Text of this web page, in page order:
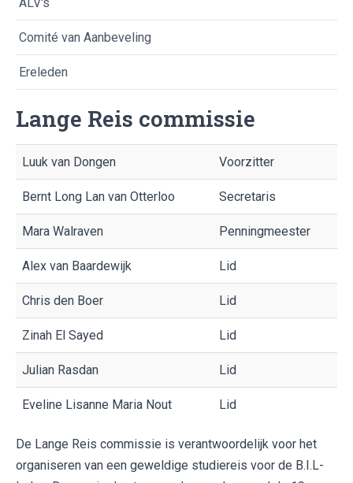
Comité van Aanbeveling
Ereleden
Lange Reis commissie
Luuk van Dongen Voorzitter
Bernt Long Lan van Otterloo Secretaris
Mara Walraven Penningmeester
Alex van Baardewijk Lid
Chris den Boer Lid
Zinah El Sayed Lid
Julian Rasdan Lid
Eveline Lisanne Maria Nout Lid
De Lange Reis commissie is verantwoordelijk voor het
organiseren van een geweldige studiereis voor de B.I.L-